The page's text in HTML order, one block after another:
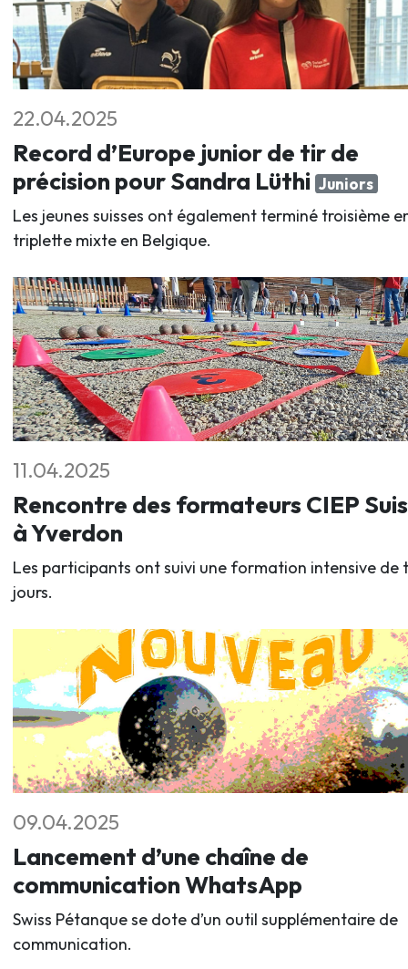
22.04.2025
Record d’Europe junior de tir de
précision pour Sandra Lüthi Juniors
Les jeunes suisses ont également terminé troisième
triplette mixte en Belgique.
11.04.2025
Rencontre des formateurs CIEP
à Yverdon
Les participants ont suivi une formation intensive de
jours.
09.04.2025
Lancement d’une chaîne de
communication WhatsApp
Swiss Pétanque se dote d’un outil supplémentaire de
communication.